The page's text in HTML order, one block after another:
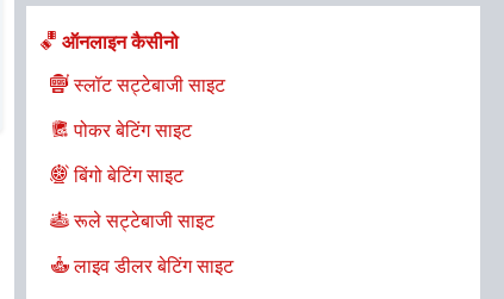
ऑनलाइन कैसीनो
स्लॉट सट्टेबाजी साइट
पोकर बेटिंग साइट
बिंगो बेटिंग साइट
रूले सट्टेबाजी साइट
लाइव डीलर बेटिंग साइट